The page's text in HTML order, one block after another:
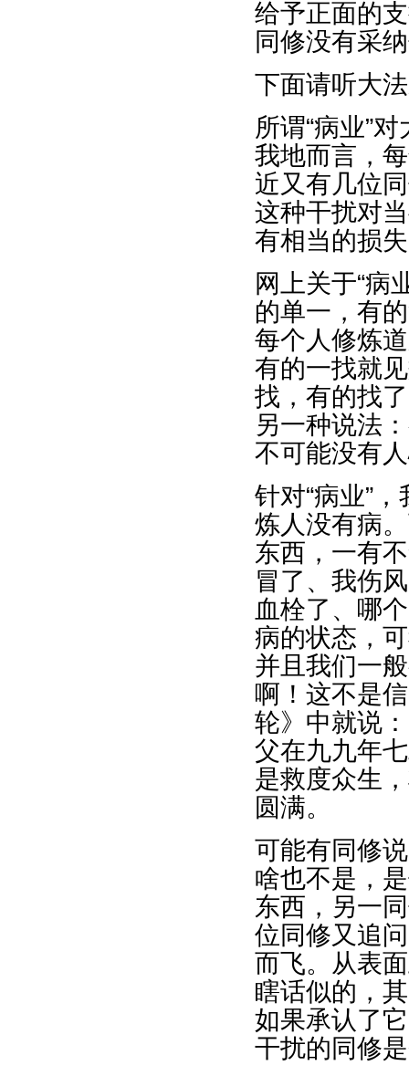
给予正面的
同修没有采
下面请听大
所谓“病业”
我地而言，
近又有几位
这种干扰对
有相当的损
网上关于“病
的单一，有
每个人修炼
有的一找就
找，有的找
另一种说法
不可能没有
针对“病业”
炼人没有病
东西，一有
冒了、我伤
血栓了、哪
病的状态，
并且我们一
啊！这不是
轮》中就说
父在九九年
是救度众生
圆满。
可能有同修
啥也不是，
东西，另一
位同修又追
而飞。从表
瞎话似的，
如果承认了
干扰的同修